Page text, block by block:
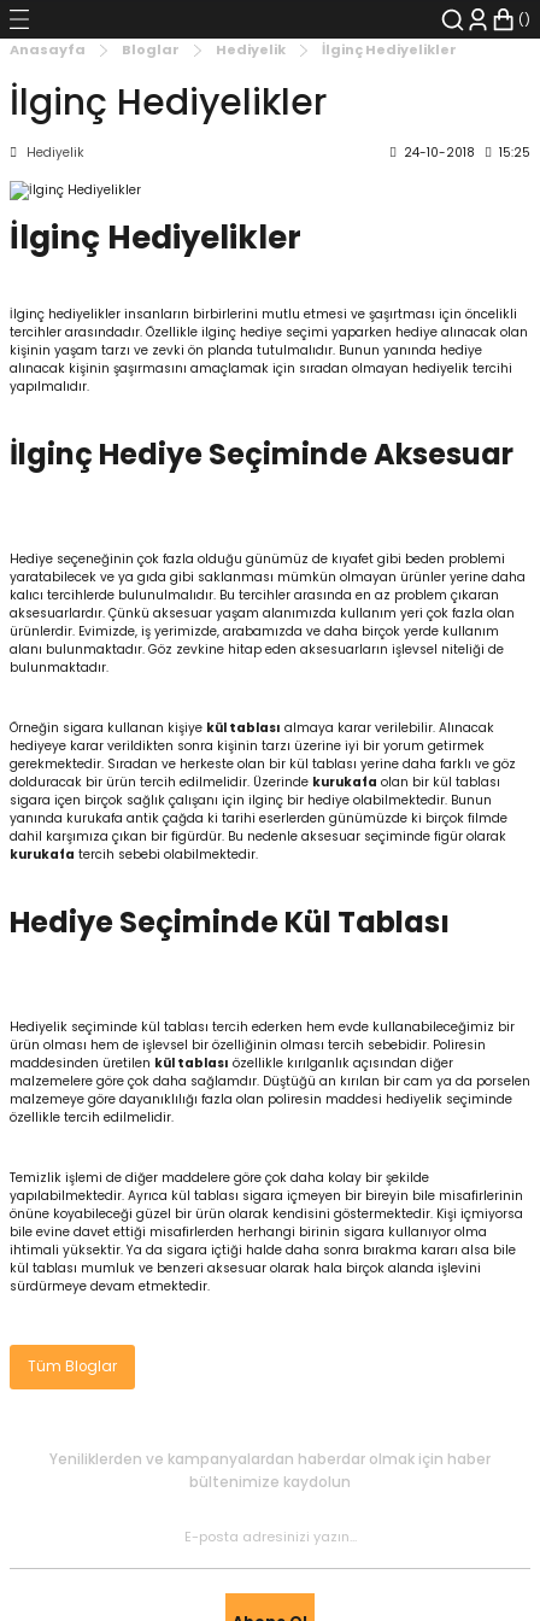
Mug
Aksesuarları
Kit
Roman
Kitapları
Gemiler
Anasayfa Bloglar Hediyelik İlginç Hediyelikler
İlginç Hediyelikler
Hediyelik 24-10-2018 15:25
İlginç Hediyelikler
İlginç hediyelikler insanların birbirlerini mutlu etmesi ve şaşırtması için öncelikli
tercihler arasındadır. Özellikle ilginç hediye seçimi yaparken hediye alınacak olan
kişinin yaşam tarzı ve zevki ön planda tutulmalıdır. Bunun yanında hediye
alınacak kişinin şaşırmasını amaçlamak için sıradan olmayan hediyelik tercihi
yapılmalıdır.
İlginç Hediye Seçiminde Aksesuar
Hediye seçeneğinin çok fazla olduğu günümüz de kıyafet gibi beden problemi
yaratabilecek ve ya gıda gibi saklanması mümkün olmayan ürünler yerine daha
kalıcı tercihlerde bulunulmalıdır. Bu tercihler arasında en az problem çıkaran
aksesuarlardır. Çünkü aksesuar yaşam alanımızda kullanım yeri çok fazla olan
ürünlerdir. Evimizde, iş yerimizde, arabamızda ve daha birçok yerde kullanım
alanı bulunmaktadır. Göz zevkine hitap eden aksesuarların işlevsel niteliği de
bulunmaktadır.
Örneğin sigara kullanan kişiye kül tablası almaya karar verilebilir. Alınacak
hediyeye karar verildikten sonra kişinin tarzı üzerine iyi bir yorum getirmek
gerekmektedir. Sıradan ve herkeste olan bir kül tablası yerine daha farklı ve göz
dolduracak bir ürün tercih edilmelidir. Üzerinde kurukafa olan bir kül tablası
sigara içen birçok sağlık çalışanı için ilginç bir hediye olabilmektedir. Bunun
yanında kurukafa antik çağda ki tarihi eserlerden günümüzde ki birçok filmde
dahil karşımıza çıkan bir figürdür. Bu nedenle aksesuar seçiminde figür olarak
kurukafa tercih sebebi olabilmektedir.
Hediye Seçiminde Kül Tablası
Hediyelik seçiminde kül tablası tercih ederken hem evde kullanabileceğimiz bir
ürün olması hem de işlevsel bir özelliğinin olması tercih sebebidir. Poliresin
maddesinden üretilen kül tablası özellikle kırılganlık açısından diğer
malzemelere göre çok daha sağlamdır. Düştüğü an kırılan bir cam ya da porselen
malzemeye göre dayanıklılığı fazla olan poliresin maddesi hediyelik seçiminde
özellikle tercih edilmelidir.
Temizlik işlemi de diğer maddelere göre çok daha kolay bir şekilde
yapılabilmektedir. Ayrıca kül tablası sigara içmeyen bir bireyin bile misafirlerinin
önüne koyabileceği güzel bir ürün olarak kendisini göstermektedir. Kişi içmiyorsa
bile evine davet ettiği misafirlerden herhangi birinin sigara kullanıyor olma
ihtimali yüksektir. Ya da sigara içtiği halde daha sonra bırakma kararı alsa bile
kül tablası mumluk ve benzeri aksesuar olarak hala birçok alanda işlevini
sürdürmeye devam etmektedir.
Tüm Bloglar
Yeniliklerden ve kampanyalardan haberdar olmak için haber
bültenimize kaydolun